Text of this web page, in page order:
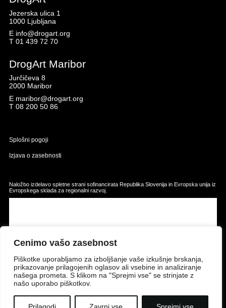
Cenimo vašo zasebnost
Piškotke uporabljamo za izboljšanje vaše izkušnje brskanja,
prikazovanje prilagojenih oglasov ali vsebine in analiziranje
našega prometa. S klikom na "Sprejmi vse" se strinjate z
našo uporabo piškotkov.
DrogArt Maribor
Jurčičeva 8
2000 Maribor
E maribor@drogart.org
T
08 200 50 86
Splošni pogoji
Izjava o zasebnosti